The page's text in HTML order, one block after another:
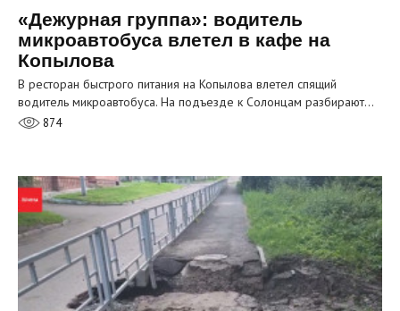
«Дежурная группа»: водитель
микроавтобуса влетел в кафе на
Копылова
В ресторан быстрого питания на Копылова влетел спящий
водитель микроавтобуса. На подъезде к Солонцам разбирают…
874